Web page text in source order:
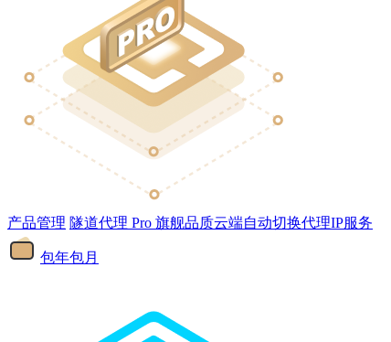
产品管理 隧道代理 Pro 旗舰品质云端自动切换代理IP服务
包年包月